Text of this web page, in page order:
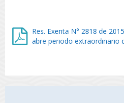
Res. Exenta N° 2818 de
abre periodo extraordinario